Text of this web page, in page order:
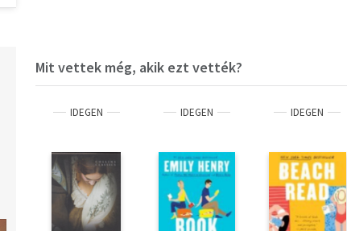
Mit vettek még, akik ezt vették?
IDEGEN IDEGEN IDEGEN